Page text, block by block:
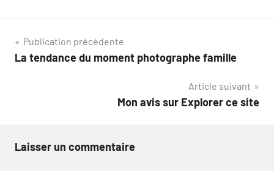
Navigation
de
Publication précédente
La tendance du moment photographe famille
Article suivant
Mon avis sur Explorer ce site
Laisser un commentaire